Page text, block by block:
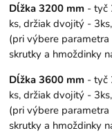
Dĺžka 3200 mm - tyč
ks, držiak dvojitý -
(pri výbere
skrutky a hmoždinky
Dĺžka 3600 mm - tyč
ks, držiak dvojitý -
(pri výbere
skrutky a hmoždinky